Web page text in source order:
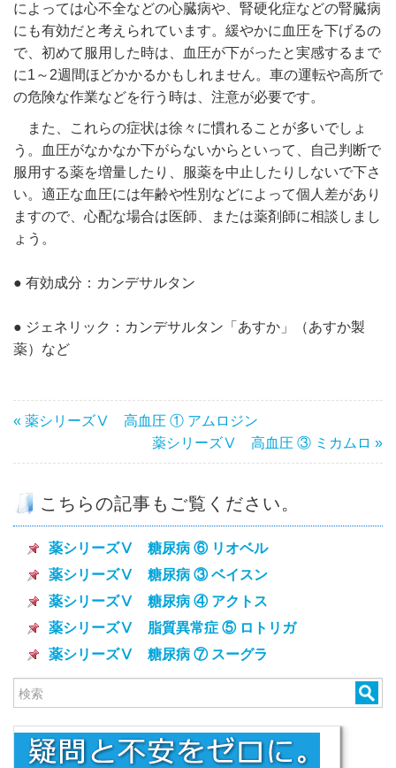
によっては心不全などの心臓病や、腎硬化症などの腎臓病
にも有効だと考えられています。緩やかに血圧を下げるの
で、初めて服用した時は、血圧が下がったと実感するまで
に1～2週間ほどかかるかもしれません。車の運転や高所で
の危険な作業などを行う時は、注意が必要です。
また、これらの症状は徐々に慣れることが多いでしょ
う。血圧がなかなか下がらないからといって、自己判断で
服用する薬を増量したり、服薬を中止したりしないで下さ
い。適正な血圧には年齢や性別などによって個人差があり
ますので、心配な場合は医師、または薬剤師に相談しまし
ょう。
● 有効成分：カンデサルタン
● ジェネリック：カンデサルタン「あすか」（あすか製
薬）など
« 薬シリーズⅤ 高血圧 ① アムロジン
薬シリーズⅤ 高血圧 ③ ミカムロ »
こちらの記事もご覧ください。
薬シリーズⅤ 糖尿病 ⑥ リオベル
薬シリーズⅤ 糖尿病 ③ ベイスン
薬シリーズⅤ 糖尿病 ④ アクトス
薬シリーズⅤ 脂質異常症 ⑤ ロトリガ
薬シリーズⅤ 糖尿病 ⑦ スーグラ